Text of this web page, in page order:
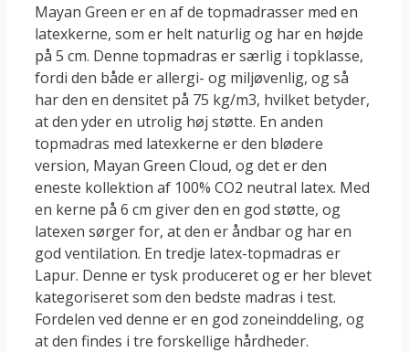
Mayan Green er en af de topmadrasser med en
latexkerne, som er helt naturlig og har en højde
på 5 cm. Denne topmadras er særlig i topklasse,
fordi den både er allergi- og miljøvenlig, og så
har den en densitet på 75 kg/m3, hvilket betyder,
at den yder en utrolig høj støtte. En anden
topmadras med latexkerne er den blødere
version, Mayan Green Cloud, og det er den
eneste kollektion af 100% CO2 neutral latex. Med
en kerne på 6 cm giver den en god støtte, og
latexen sørger for, at den er åndbar og har en
god ventilation. En tredje latex-topmadras er
Lapur. Denne er tysk produceret og er her blevet
kategoriseret som den bedste madras i test.
Fordelen ved denne er en god zoneinddeling, og
at den findes i tre forskellige hårdheder.